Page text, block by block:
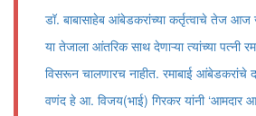
डॉ. बाबासाहेब आंबेडकरांच्या कर्तृत्वाचे तेज आज
या तेजाला आंतरिक साथ देणाऱ्या त्यांच्या पत्नी
विसरून चालणारच नाहीत. रमाबाई आंबेडकरांचे
वणंद हे आ. विजय(भाई) गिरकर यांनी ‘आमदार